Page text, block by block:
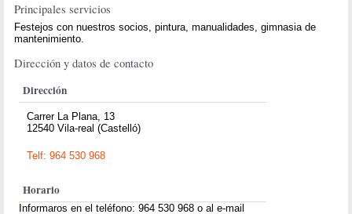
Principales servicios
Festejos con nuestros socios, pintura, manualidades, gimnasia de
mantenimiento.
Dirección y datos de contacto
Dirección
Carrer La Plana, 13
12540 Vila-real (Castelló)
Telf: 964 530 968
Horario
Informaros en el teléfono: 964 530 968 o al e-mail